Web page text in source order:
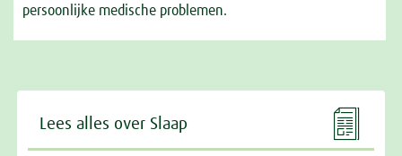
persoonlijke medische problemen.

Lees alles over Slaap